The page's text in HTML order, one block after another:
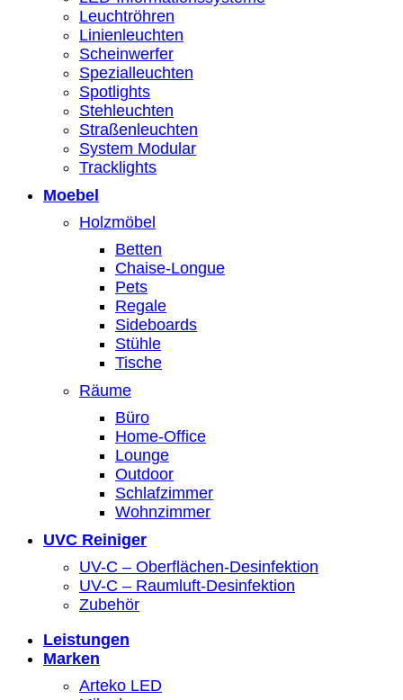
Leuchtröhren
Linienleuchten
Scheinwerfer
Spezialleuchten
Spotlights
Stehleuchten
Straßenleuchten
System Modular
Tracklights
Moebel
Holzmöbel
Betten
Chaise-Longue
Pets
Regale
Sideboards
Stühle
Tische
Räume
Büro
Home-Office
Lounge
Outdoor
Schlafzimmer
Wohnzimmer
UVC Reiniger
UV-C – Oberflächen-Desinfektion
UV-C – Raumluft-Desinfektion
Zubehör
Leistungen
Marken
Arteko LED